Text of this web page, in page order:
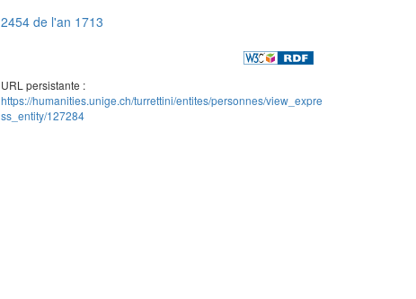
2454 de l'an 1713
URL persistante :
https://humanities.unige.ch/turrettini/entites/personnes/view_expre
ss_entity/127284